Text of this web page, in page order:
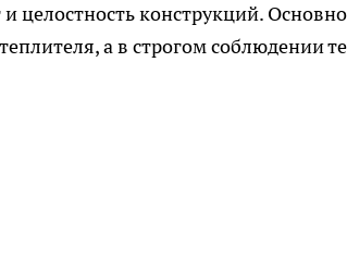
конструкций.
а в строгом соблюдении